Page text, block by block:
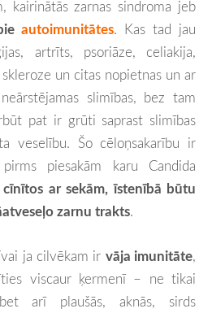
kairinātās zarnas sindroma jeb
autoimunitātes. Kas tad jau
artrīts, psoriāze, celiakija,
un citas nopietnas un ar
slimības, bez tam
pat ir grūti saprast slimības
veselību. Šo cēloņsakarību ir
piesakām karu Candida
ar sekām, īstenībā būtu
zarnu trakts.
ja cilvēkam ir vāja imunitāte,
viscaur ķermenī – ne tikai
arī plaušās, aknās, sirds